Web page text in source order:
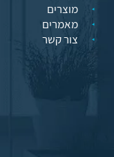
מוצרים
מאמרים
צור קשר